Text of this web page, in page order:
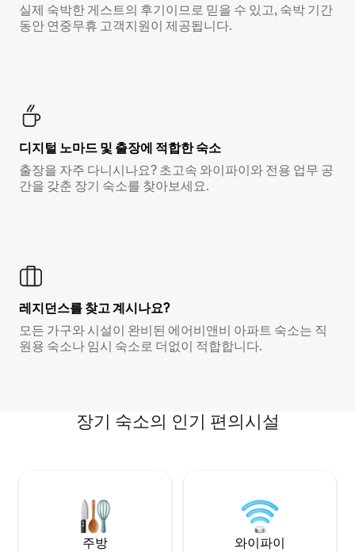
실제 숙박한 게스트의 후기이므로 믿을 수 있고, 숙박 기간
동안 연중무휴 고객지원이 제공됩니다.
디지털 노마드 및 출장에 적합한 숙소
출장을 자주 다니시나요? 초고속 와이파이와 전용 업무 공
간을 갖춘 장기 숙소를 찾아보세요.
레지던스를 찾고 계시나요?
모든 가구와 시설이 완비된 에어비앤비 아파트 숙소는 직
원용 숙소나 임시 숙소로 더없이 적합합니다.
장기 숙소의 인기 편의시설
주방 와이파이